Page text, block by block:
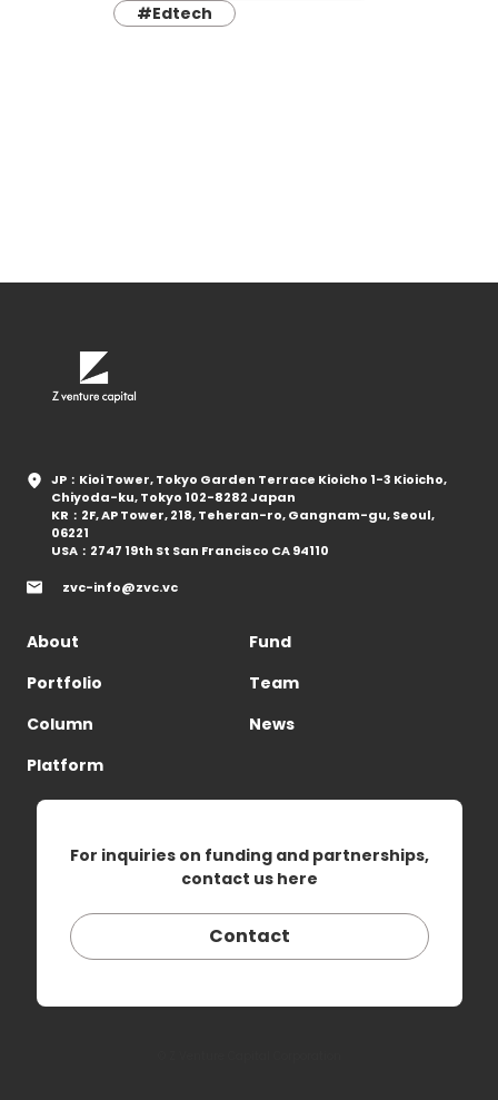
#Edtech
JP：Kioi Tower, Tokyo Garden Terrace Kioicho 1-3 Kioicho,
Chiyoda-ku, Tokyo 102-8282 Japan
KR：2F, AP Tower, 218, Teheran-ro, Gangnam-gu, Seoul,
06221
USA：2747 19th St San Francisco CA 94110
zvc-info@zvc.vc
About
Fund
Portfolio
Team
Column
News
Platform
For inquiries on funding and partnerships,
contact us here
Contact